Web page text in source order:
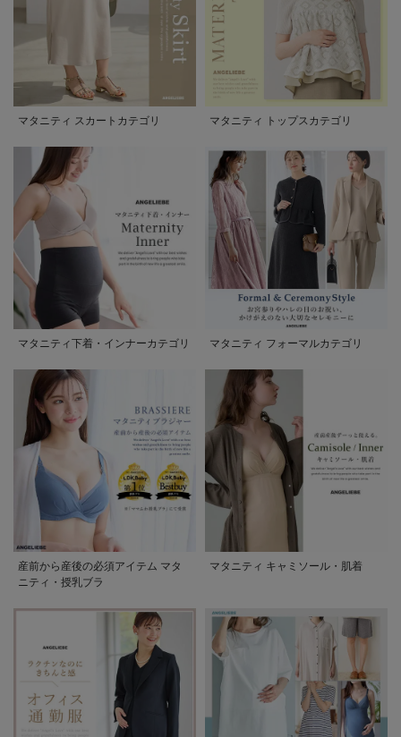
マタニティ スカートカテゴリ マタニティ トップスカテゴリ
マタニティ下着・インナーカテゴリ マタニティ フォーマルカテゴリ
産前から産後の必須アイテム マタ
ニティ・授乳ブラ
マタニティ キャミソール・肌着